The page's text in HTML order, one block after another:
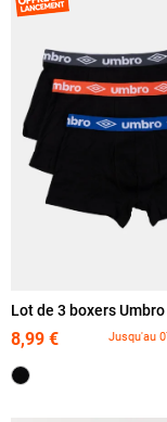
Lot de 3 boxers
8,99 €
Jusqu'au